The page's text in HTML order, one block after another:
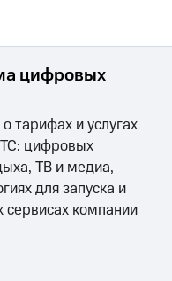
цифровых
тарифах и услугах
цифровых
ТВ и медиа,
для запуска и
сервисах компании